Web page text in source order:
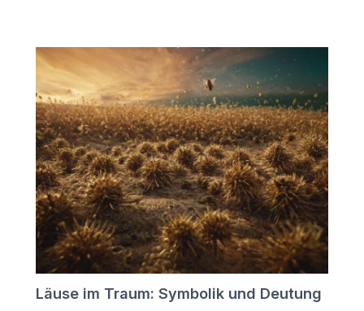
Läuse im Traum: Symbolik und Deutung